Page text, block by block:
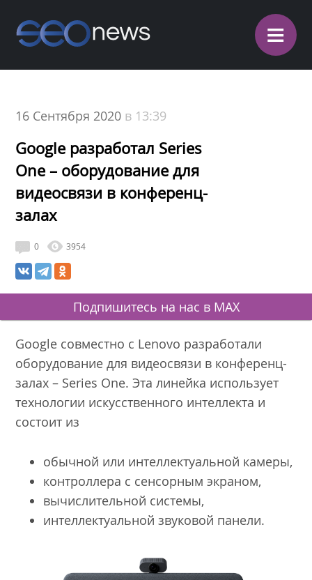
≡
16 Сентября 2020 в 13:39
Google разработал Series
One – оборудование для
видеосвязи в конференц-
залах
0 3954
Подпишитесь на нас в MAX
Google совместно с Lenovo разработали
оборудование для видеосвязи в конференц-
залах – Series One. Эта линейка использует
технологии искусственного интеллекта и
состоит из
обычной или интеллектуальной камеры,
контроллера с сенсорным экраном,
вычислительной системы,
интеллектуальной звуковой панели.